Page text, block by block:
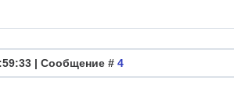
| Сообщение # 4